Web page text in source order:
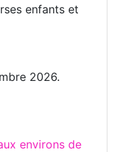
enfants et
2026.
environs de